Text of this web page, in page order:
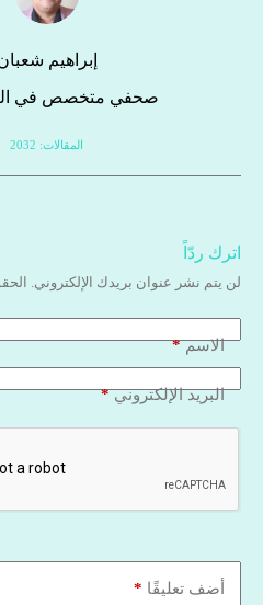
إبراهيم
صحفي متخصص في
المقالات: 2032
اترك ردّاً
لن يتم نشر عنوان بريدك الإلكتروني.
الاسم*
البريد الإلكتروني*
أضف تعليقًا *